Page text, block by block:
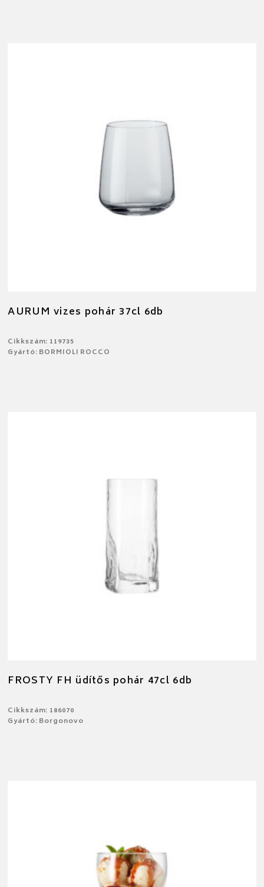
AURUM vizes pohár 37cl 6db
Cikkszám: 119735
Gyártó: BORMIOLI ROCCO
FROSTY FH üdítős pohár 47cl 6db
Cikkszám: 186070
Gyártó: Borgonovo